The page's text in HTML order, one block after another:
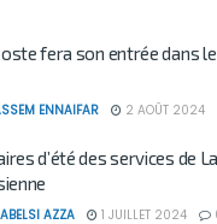
fera son entrée dans
ENNAIFAR 2 AOÛT 2024
d’été des services de
AZZA 1 JUILLET 2024